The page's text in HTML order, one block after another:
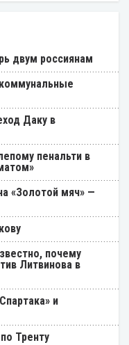
двум россиянам
Даку в
пенальти в
«Золотой мяч» —
почему
Литвинова в
и
Тренту